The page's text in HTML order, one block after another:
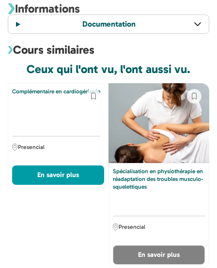
Informations
Documentation
Cours similaires
Ceux qui l'ont vu, l'ont aussi vu.
Complémentaire en cardiogériatrie
Spécialisation en physiothérapie en
réadaptation des troubles musculo-
squelettiques
Presencial
En savoir plus